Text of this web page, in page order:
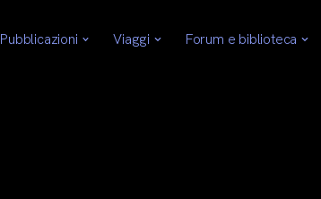
Pubblicazioni Viaggi Forum e biblioteca